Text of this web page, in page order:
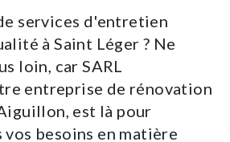
services d'entretien
à Saint Léger ? Ne
loin, car SARL
entreprise de rénovation
est là pour
besoins en matière